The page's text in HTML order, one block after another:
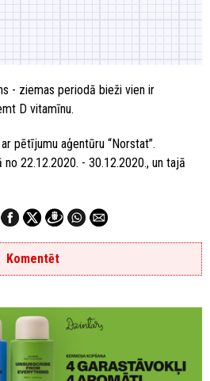
- ziemas periodā bieži vien ir
D vitamīnu.
pētījumu aģentūru “Norstat”.
22.12.2020. - 30.12.2020., un tajā
Komentēt